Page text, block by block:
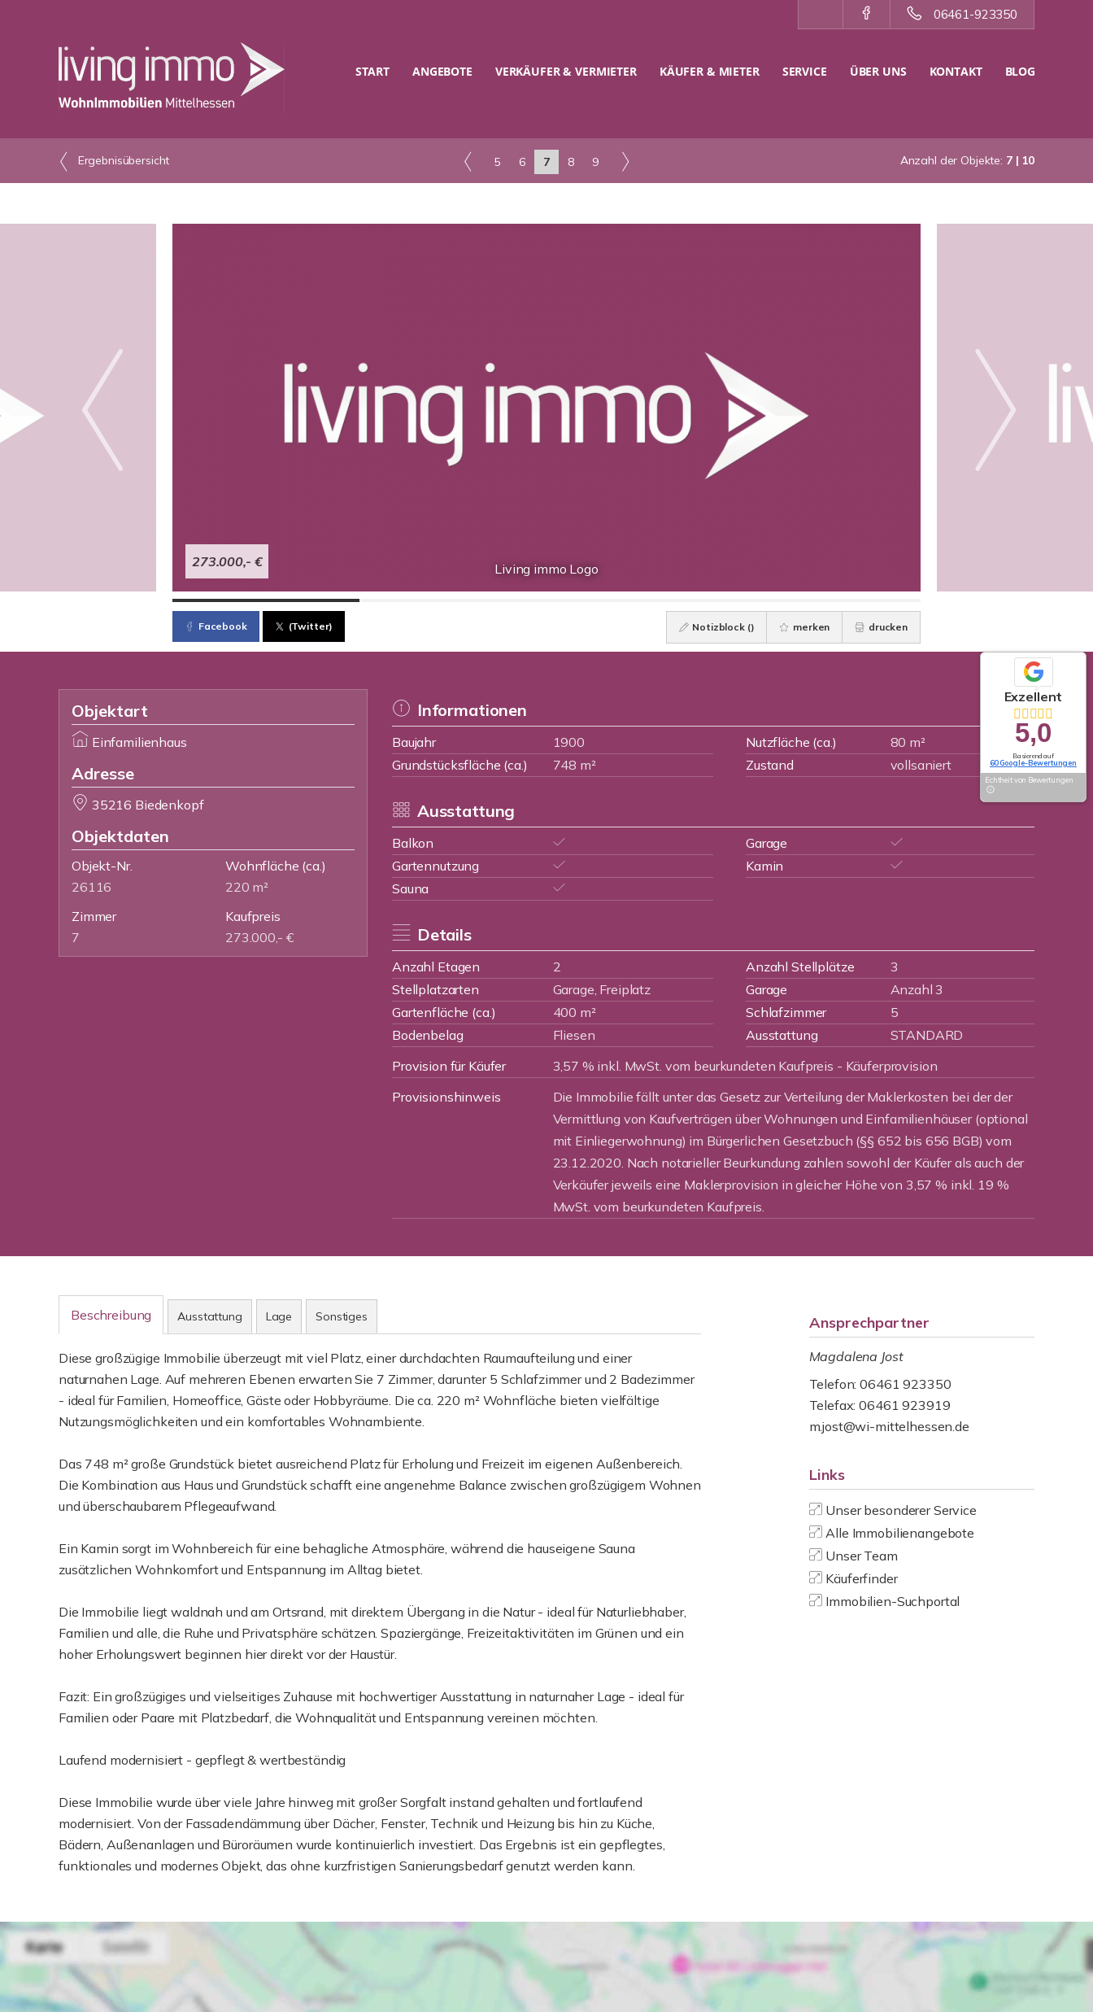
06461-923350
START ANGEBOTE VERKÄUFER & VERMIETER KÄUFER & MIETER SERVICE ÜBER UNS KONTAKT BLOG
Ergebnisübersicht 5 6 7 8 9 Anzahl der Objekte: 7 | 10
Living immo Logo
273.000,- €
Facebook (Twitter) Notizblock () merken drucken
Objektart
Einfamilienhaus
Adresse
35216 Biedenkopf
Objektdaten
Objekt-Nr.
26116
Wohnfläche (ca.)
220 m²
Zimmer
7
Kaufpreis
273.000,- €
Informationen
Baujahr 1900 Nutzfläche (ca.)
80 m²
Grundstücksfläche (ca.)
748 m² Zustand vollsaniert
Ausstattung
Balkon
Garage
Gartennutzung
Kamin
Sauna
Details
Anzahl Etagen 2 Anzahl Stellplätze
3
Stellplatzarten
Garage, Freiplatz Garage
Anzahl 3
Gartenfläche (ca.)
400 m² Schlafzimmer
5
Bodenbelag
Fliesen Ausstattung
STANDARD
Provision für Käufer
3,57 % inkl. MwSt. vom beurkundeten Kaufpreis - Käuferprovision
Provisionshinweis
Die Immobilie fällt unter das Gesetz zur Verteilung der Maklerkosten bei der der
Vermittlung von Kaufverträgen über Wohnungen und Einfamilienhäuser (optional
mit Einliegerwohnung) im Bürgerlichen Gesetzbuch (§§ 652 bis 656 BGB) vom
23.12.2020. Nach notarieller Beurkundung zahlen sowohl der Käufer als auch der
Verkäufer jeweils eine Maklerprovision in gleicher Höhe von 3,57 % inkl. 19 %
MwSt. vom beurkundeten Kaufpreis.
Beschreibung Ausstattung Lage Sonstiges
Diese großzügige Immobilie überzeugt mit viel Platz, einer durchdachten Raumaufteilung und einer
naturnahen Lage. Auf mehreren Ebenen erwarten Sie 7 Zimmer, darunter 5 Schlafzimmer und 2 Badezimmer
- ideal für Familien, Homeoffice, Gäste oder Hobbyräume. Die ca. 220 m² Wohnfläche bieten vielfältige
Nutzungsmöglichkeiten und ein komfortables Wohnambiente.
Das 748 m² große Grundstück bietet ausreichend Platz für Erholung und Freizeit im eigenen Außenbereich.
Die Kombination aus Haus und Grundstück schafft eine angenehme Balance zwischen großzügigem Wohnen
und überschaubarem Pflegeaufwand.
Ein Kamin sorgt im Wohnbereich für eine behagliche Atmosphäre, während die hauseigene Sauna
zusätzlichen Wohnkomfort und Entspannung im Alltag bietet.
Die Immobilie liegt waldnah und am Ortsrand, mit direktem Übergang in die Natur - ideal für Naturliebhaber,
Familien und alle, die Ruhe und Privatsphäre schätzen. Spaziergänge, Freizeitaktivitäten im Grünen und ein
hoher Erholungswert beginnen hier direkt vor der Haustür.
Fazit: Ein großzügiges und vielseitiges Zuhause mit hochwertiger Ausstattung in naturnaher Lage - ideal für
Familien oder Paare mit Platzbedarf, die Wohnqualität und Entspannung vereinen möchten.
Laufend modernisiert - gepflegt & wertbeständig
Diese Immobilie wurde über viele Jahre hinweg mit großer Sorgfalt instand gehalten und fortlaufend
modernisiert. Von der Fassadendämmung über Dächer, Fenster, Technik und Heizung bis hin zu Küche,
Bädern, Außenanlagen und Büroräumen wurde kontinuierlich investiert. Das Ergebnis ist ein gepflegtes,
funktionales und modernes Objekt, das ohne kurzfristigen Sanierungsbedarf genutzt werden kann.
Ansprechpartner
Magdalena Jost
Telefon: 06461 923350
Telefax: 06461 923919
m.jost@wi-mittelhessen.de
Links
Unser besonderer Service
Alle Immobilienangebote
Unser Team
Käuferfinder
Immobilien-Suchportal
Exzellent
5,0
Basierend auf
60 Google-Bewertungen
Echtheit von Bewertungen